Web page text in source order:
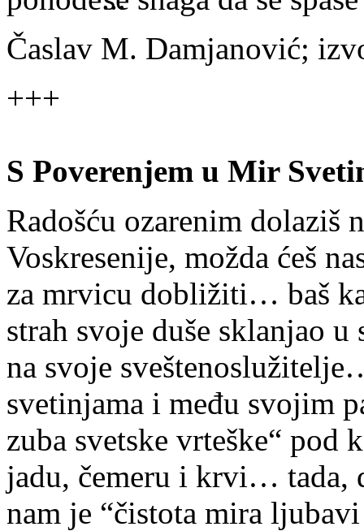
Časlav M. Damjanović;
+++
S Poverenjem u Mir
Radošću ozarenim dolaziš
Voskresenije, možda ćeš
za mrvicu dobližiti… baš
strah svoje duše sklanjao
na svoje
svetinjama i među svojim
zuba svetske vrteške“ pod
jadu, čemeru i krvi… tada,
nam je “čistota mira